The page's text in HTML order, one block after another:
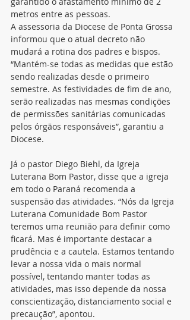
metros entre as pessoas.
A assessoria da Diocese de Ponta Grossa
informou que o atual decreto não
mudará a rotina dos padres e bispos.
“Mantém-se todas as medidas que estão
sendo realizadas desde o primeiro
semestre. As festividades de fim de ano,
serão realizadas nas mesmas condições
de permissões sanitárias comunicadas
pelos órgãos responsáveis”, garantiu a
Diocese.
Já o pastor Diego Biehl, da Igreja
Luterana Bom Pastor, disse que a igreja
em todo o Paraná recomenda a
suspensão das atividades. “Nós da Igreja
Luterana Comunidade Bom Pastor
teremos uma reunião para definir como
ficará. Mas é importante destacar a
prudência e a cautela. Estamos tentando
levar a nossa vida o mais normal
possível, tentando manter todas as
atividades, mas isso depende da nossa
conscientização, distanciamento social e
precaução”, apontou.